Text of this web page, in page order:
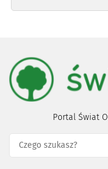
Portal Świat